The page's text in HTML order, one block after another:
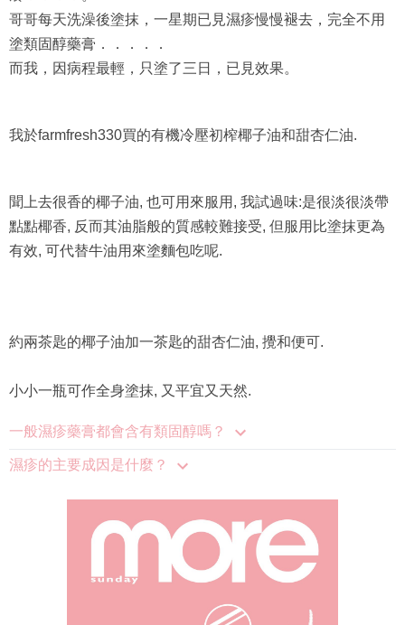
哥哥每天洗澡後塗抹，一星期已見濕疹慢慢褪去，完全不用
塗類固醇藥膏．．．．．
而我，因病程最輕，只塗了三日，已見效果。
我於farmfresh330買的有機冷壓初榨椰子油和甜杏仁油.
聞上去很香的椰子油, 也可用來服用, 我試過味:是很淡很淡帶
點點椰香, 反而其油脂般的質感較難接受, 但服用比塗抹更為
有效, 可代替牛油用來塗麵包吃呢.
約兩茶匙的椰子油加一茶匙的甜杏仁油, 攪和便可.
小小一瓶可作全身塗抹, 又平宜又天然.
一般濕疹藥膏都會含有類固醇嗎？
濕疹的主要成因是什麼？